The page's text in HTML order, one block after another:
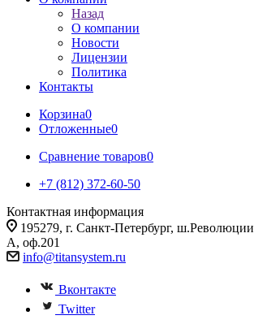
Назад
О компании
Новости
Лицензии
Политика
Контакты
Корзина0
Отложенные0
Сравнение товаров0
+7 (812) 372-60-50
Контактная информация
195279, г. Санкт-Петербург,
А, оф.201
info@titansystem.ru
Вконтакте
Twitter